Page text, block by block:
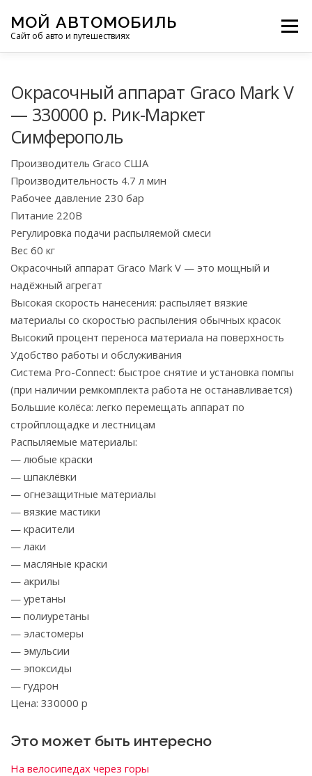
содержимому
МОЙ АВТОМОБИЛЬ
Сайт об авто и путешествиях
Меню
МОТОЦИКЛЫ
ФОТООТЧЕТЫ ОСТАЛЬНОЕ
Окрасочный аппарат Graco Mark V
— 330000 р. Рик-Маркет
Симферополь
Производитель Graco США
Производительность 4.7 л мин
Рабочее давление 230 бар
Питание 220В
Регулировка подачи распыляемой смеси
Вес 60 кг
Окрасочный аппарат Graco Mark V — это мощный и
надёжный агрегат
Высокая скорость нанесения: распыляет вязкие
материалы со скоростью распыления обычных красок
Высокий процент переноса материала на поверхность
Удобство работы и обслуживания
Система Pro-Connect: быстрое снятие и установка помпы
(при наличии ремкомплекта работа не останавливается)
Большие колёса: легко перемещать аппарат по
стройплощадке и лестницам
Распыляемые материалы:
— любые краски
— шпаклёвки
— огнезащитные материалы
— вязкие мастики
— красители
— лаки
— масляные краски
— акрилы
— уретаны
— полиуретаны
— эластомеры
— эмульсии
— эпоксиды
— гудрон
Цена: 330000 р
Это может быть интересно
На велосипедах через горы